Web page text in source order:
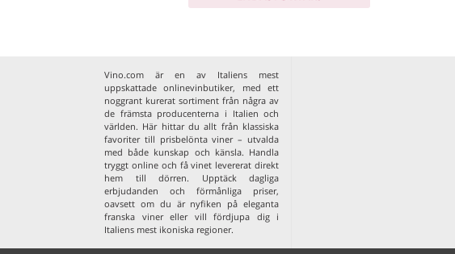
Vino.com är en av Italiens mest
uppskattade onlinevinbutiker, med ett
noggrant kurerat sortiment från några av
de främsta producenterna i Italien och
världen. Här hittar du allt från klassiska
favoriter till prisbelönta viner – utvalda
med både kunskap och känsla. Handla
tryggt online och få vinet levererat direkt
hem till dörren. Upptäck dagliga
erbjudanden och förmånliga priser,
oavsett om du är nyfiken på eleganta
franska vinereller vill fördjupa dig i
Italiens mest ikoniska regioner.